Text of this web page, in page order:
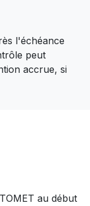
l'échéance
peut
accrue, si
au début